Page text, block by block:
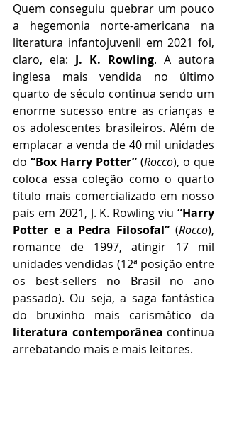
Quem conseguiu quebrar um pouco
a hegemonia norte-americana na
literatura infantojuvenil em 2021 foi,
claro, ela: J. K. Rowling. A autora
inglesa mais vendida no último
quarto de século continua sendo um
enorme sucesso entre as crianças e
os adolescentes brasileiros. Além de
emplacar a venda de 40 mil unidades
do “Box Harry Potter” (Rocco), o que
coloca essa coleção como o quarto
título mais comercializado em nosso
país em 2021, J. K. Rowling viu “Harry
Potter e a Pedra Filosofal” (Rocco),
romance de 1997, atingir 17 mil
unidades vendidas (12ª posição entre
os best-sellers no Brasil no ano
passado). Ou seja, a saga fantástica
literatura contemporânea continua
arrebatando mais e mais leitores.